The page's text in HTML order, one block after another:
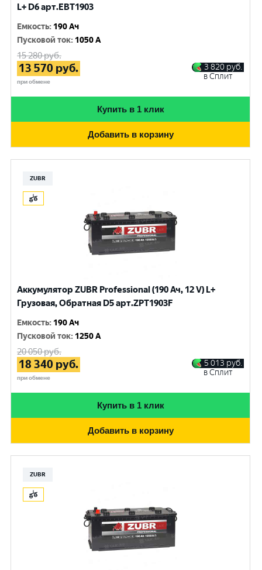
L+ D6 арт.EBT1903
Емкость: 190 Ач
Пусковой ток: 1050 A
15 280руб.
13 570 руб.
при обмене
3 820 руб.
в Сплит
Купить в 1 клик
Добавить в корзину
ZUBR
Аккумулятор ZUBR Professional (190 Ач, 12 V) L+
Грузовая, Обратная D5 арт.ZPT1903F
Емкость: 190 Ач
Пусковой ток: 1250 A
20 050руб.
18 340 руб.
при обмене
5 013 руб.
в Сплит
Купить в 1 клик
Добавить в корзину
ZUBR